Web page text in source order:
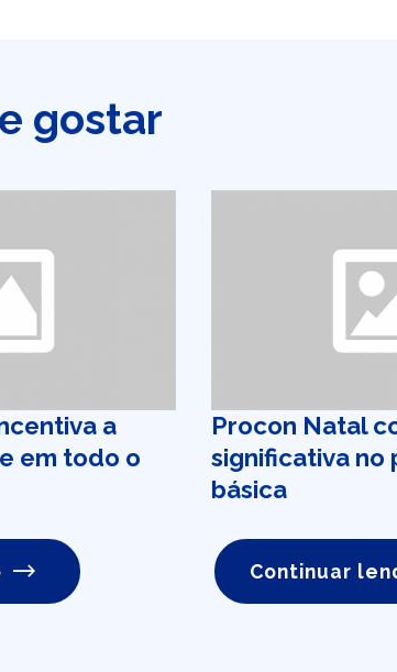
gostar
a
em todo o
Procon Natal
significativa no
básica
Continuar